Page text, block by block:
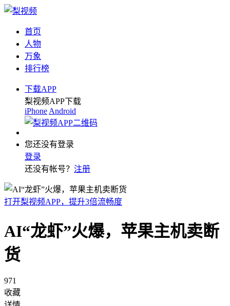
首页
人物
万象
排行榜
下载APP
梨视频APP下载
iPhone Android
您还没有登录
登录
还没有帐号？ 注册
打开梨视频APP，提升3倍流畅度
AI“龙虾”火爆，苹果主机卖断
货
971
收藏